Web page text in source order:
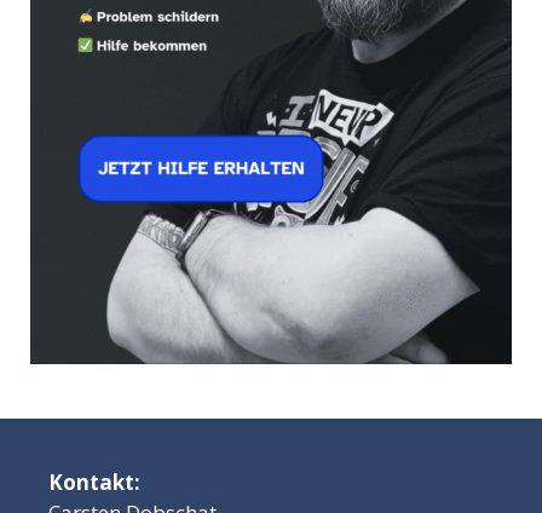
Kontakt: